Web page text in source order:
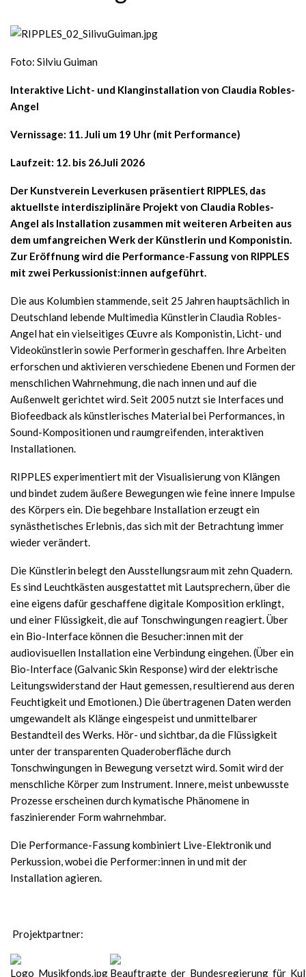
Foto: Silviu Guiman
Interaktive Licht- und Klanginstallation von Claudia Robles-
Angel
Vernissage: 11. Juli um 19 Uhr (mit Performance)
Laufzeit: 12. bis 26.Juli 2026
Der Kunstverein Leverkusen präsentiert RIPPLES, das
aktuellste interdisziplinäre Projekt von Claudia Robles-
Angel als Installation zusammen mit weiteren Arbeiten aus
dem umfangreichen Werk der Künstlerin und Komponistin.
Zur Eröffnung wird die Performance-Fassung von RIPPLES
mit zwei Perkussionist:innen aufgeführt.
Die aus Kolumbien stammende, seit 25 Jahren hauptsächlich in
Deutschland lebende Multimedia Künstlerin Claudia Robles-
Angel hat ein vielseitiges Œuvre als Komponistin, Licht- und
Videokünstlerin sowie Performerin geschaffen. Ihre Arbeiten
erforschen und aktivieren verschiedene Ebenen und Formen der
menschlichen Wahrnehmung, die nach innen und auf die
Außenwelt gerichtet wird. Seit 2005 nutzt sie Interfaces und
Biofeedback als künstlerisches Material bei Performances, in
Sound-Kompositionen und raumgreifenden, interaktiven
Installationen.
RIPPLES experimentiert mit der Visualisierung von Klängen
und bindet zudem äußere Bewegungen wie feine innere Impulse
des Körpers ein. Die begehbare Installation erzeugt ein
synästhetisches Erlebnis, das sich mit der Betrachtung immer
wieder verändert.
Die Künstlerin belegt den Ausstellungsraum mit zehn Quadern.
Es sind Leuchtkästen ausgestattet mit Lautsprechern, über die
eine eigens dafür geschaffene digitale Komposition erklingt,
und einer Flüssigkeit, die auf Tonschwingungen reagiert. Über
ein Bio-Interface können die Besucher:innen mit der
audiovisuellen Installation eine Verbindung eingehen. (Über ein
Bio-Interface (Galvanic Skin Response) wird der elektrische
Leitungswiderstand der Haut gemessen, resultierend aus deren
Feuchtigkeit und Emotionen.) Die übertragenen Daten werden
umgewandelt als Klänge eingespeist und unmittelbarer
Bestandteil des Werks. Hör- und sichtbar, da die Flüssigkeit
unter der transparenten Quaderoberfläche durch
Tonschwingungen in Bewegung versetzt wird. Somit wird der
menschliche Körper zum Instrument. Innere, meist unbewusste
Prozesse erscheinen durch kymatische Phänomene in
faszinierender Form wahrnehmbar.
Die Performance-Fassung kombiniert Live-Elektronik und
Perkussion, wobei die Performer:innen in und mit der
Installation agieren.
Projektpartner: